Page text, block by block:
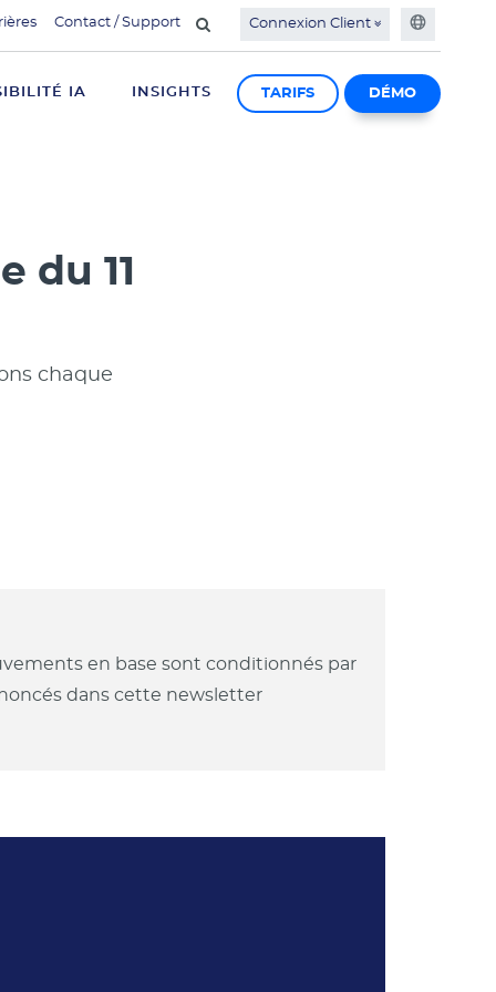
Contact / Support Connexion Client
IA INSIGHTS TARIFS DÉMO
du 11
chaque
en base sont conditionnés par
dans cette newsletter